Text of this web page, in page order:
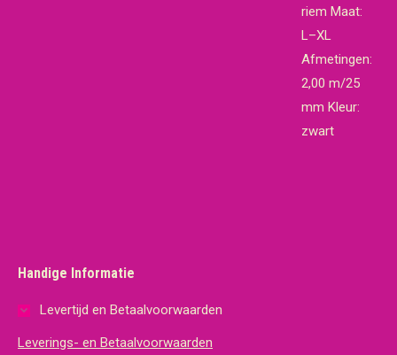
riem Maat:
L–XL
Afmetingen:
2,00 m/25
mm Kleur:
zwart
Handige Informatie
Levertijd en Betaalvoorwaarden
Leverings- en Betaalvoorwaarden